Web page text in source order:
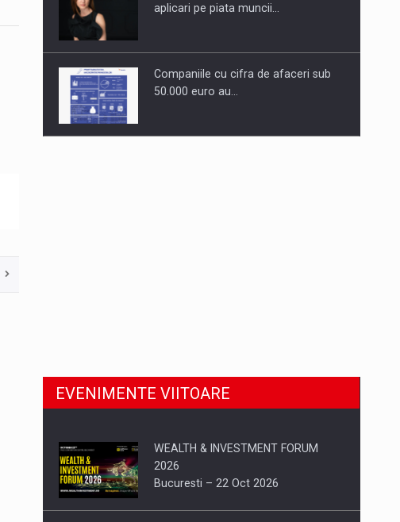
aplicari pe piata muncii…
Companiile cu cifra de afaceri sub
50.000 euro au…
EVENIMENTE VIITOARE
WEALTH & INVESTMENT FORUM
2026
Bucuresti – 22 Oct 2026